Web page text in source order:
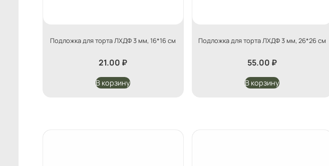
Подложка для торта ЛХДФ 3 мм, 16*16 см
21.00 ₽
В корзину
Подложка для торта ЛХДФ 3 мм, 26*26 см
55.00 ₽
В корзину